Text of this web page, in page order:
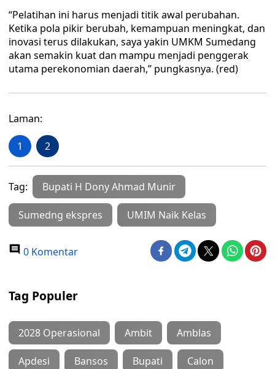
“Pelatihan ini harus menjadi titik awal perubahan.
Ketika pola pikir berubah, kemampuan meningkat, dan
inovasi terus dilakukan, saya yakin UMKM Sumedang
akan semakin kuat dan mampu menjadi penggerak
utama perekonomian daerah,” pungkasnya. (red)
Laman:
1 2
Tag: Bupati H Dony Ahmad Munir
Sumedng ekspres UMIM Naik Kelas
0 Komentar
Tag Populer
2028 Operasional Ambit Amblas
Apdesi Bansos Bupati Calon